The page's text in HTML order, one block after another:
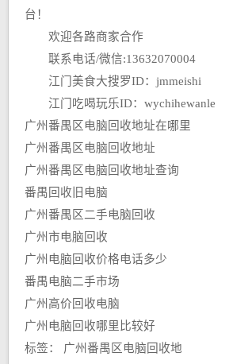
台！
欢迎各路商家合作
联系电话/微信:13632070004
江门美食大搜罗ID：jmmeishi
江门吃喝玩乐ID：wychihewanle
广州番禺区电脑回收地址在哪里
广州番禺区电脑回收地址
广州番禺区电脑回收地址查询
番禺回收旧电脑
广州番禺区二手电脑回收
广州市电脑回收
广州电脑回收价格电话多少
番禺电脑二手市场
广州高价回收电脑
广州电脑回收哪里比较好
标签：
广州番禺区电脑回收地